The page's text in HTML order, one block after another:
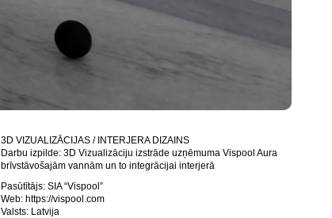
3D VIZUALIZĀCIJAS / INTERJERA DIZAINS
Darbu izpilde: 3D Vizualizāciju izstrāde uzņēmuma Vispool Aura
brīvstāvošajām vannām un to integrācijai interjerā
Pasūtītājs: SIA “Vispool”
Web: https://vispool.com
Valsts: Latvija